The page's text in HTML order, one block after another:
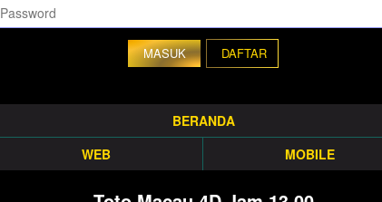
DAFTAR
BERANDA
WEB
MOBILE